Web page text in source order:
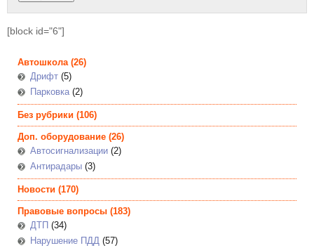
[block id="6"]
Автошкола(26)
Дрифт (5)
Парковка(2)
Без рубрики (106)
Доп. оборудование (26)
Автосигнализации (2)
Антирадары (3)
Новости (170)
Правовые вопросы (183)
ДТП (34)
Нарушение ПДД (57)